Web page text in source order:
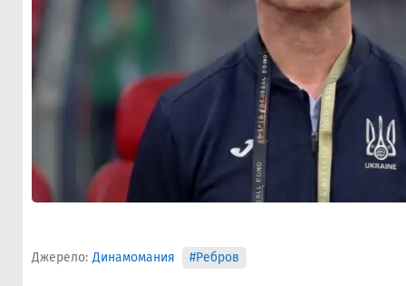
Джерело: Динамомания #Ребров